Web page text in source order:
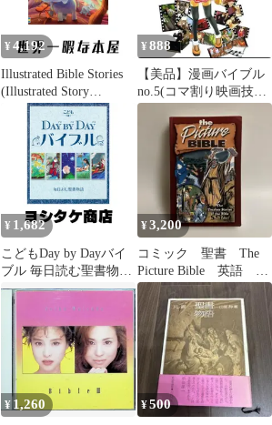
¥ 4,192
Illustrated Bible Stories
(Illustrated Story
Collections) [ペーパーバ
ック] Usborne; Joven,
¥ 888
【美品】漫画バイブル
no.5(コマ割り映画技法
編)
¥ 1,682
こどもDay by Dayバイ
ブル 毎日読む聖書物語
(いのちのことば社) ジ
ュリエット・デイビッ
ド? ジェイン・ヘイズ;
長島 瑛子
¥3,200
コミック 聖書 The
Picture Bible 英語
800ページ
¥ 1,260 ¥500